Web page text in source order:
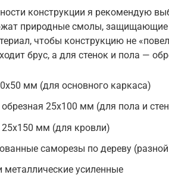
конструкции я рекомендую
природные смолы, защищающие
чтобы конструкцию не
брус, а для стенок и пола —
мм (для основного каркаса)
25х100 мм (для пола и
мм (для кровли)
саморезы по дереву
металлические усиленные